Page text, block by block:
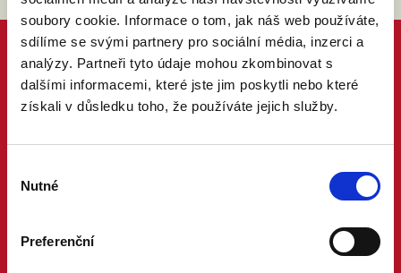
soubory cookie. Informace o tom, jak náš web používáte,
sdílíme se svými partnery pro sociální média, inzerci a
analýzy. Partneři tyto údaje mohou zkombinovat s
dalšími informacemi, které jste jim poskytli nebo které
získali v důsledku toho, že používáte jejich služby.
souhlasu
Nutné
Preferenční